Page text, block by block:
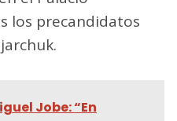
los precandidatos
Jobe: “En